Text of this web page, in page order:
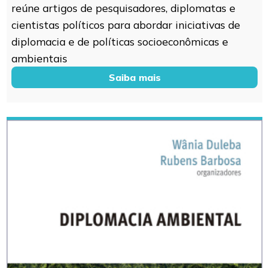
reúne artigos de pesquisadores, diplomatas e
cientistas políticos para abordar iniciativas de
diplomacia e de políticas socioeconômicas e
ambientais
Saiba mais